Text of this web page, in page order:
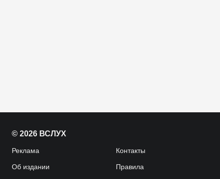
© 2026 ВСЛУХ
Реклама Контакты
Об издании Правила